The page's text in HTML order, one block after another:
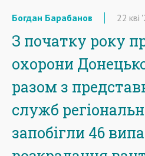
Богдан Барабанов 22 кві
З початку року
охорони
разом з
служб
запобігли 46